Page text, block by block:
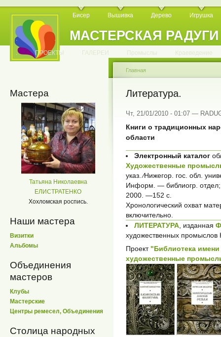
МАСТЕРСКАЯ РАДУГИ
Бисер Вышивка Дерево Игрушка
. . . . . . . . . . .
. ПРОЕКТЫ ГАЛЕРЕИ Промыслы Краеведение
Мастера
Татьяна Николаевна
ЕЛИСТРАТЕНКО
Хохломская роспись.
Наши мастера
Визитки
Альбомы
Объединения
мастеров
Клубы
Мастерские
Центры ремесел, Объединения
Столица народных
Главная
Литература.
Чт, 21/01/2010 - 01:07 —
Книги о традиционных
области
Электронный каталог
Художественные
указ. ⁄Нижегор. гос. обл.
Информ. — библиогр.
2000. —152 с.
Хронологический охват
включительно.
ЛИТЕРАТУРА , изданная
художественных промыслов
Проект "Библиотека
художественные